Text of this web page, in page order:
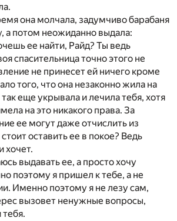
она молчала, задумчиво барабаня
а потом неожиданно выдала:
ее найти, Райд? Ты ведь
спасительница точно этого не
не принесет ей ничего кроме
того, что она незаконно жила на
еще укрывала и лечила тебя, хотя
на это никакого права. За
ее могут даже отчислить из
оставить ее в покое? Ведь
хочет.
выдавать ее, а просто хочу
поэтому я пришел к тебе, а не
Именно поэтому я не лезу сам,
вызовет ненужные вопросы,